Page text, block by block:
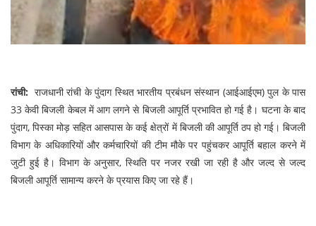
रांची: राजधानी रांची के पुंदाग स्थित भारतीय प्रबंधन संस्थान (आईआईएम) पुल के पास
33 केवी बिजली केबल में आग लगने से बिजली आपूर्ति प्रभावित हो गई है। घटना के बाद
पुंदाग, पिस्का मोड़ सहित आसपास के कई क्षेत्रों में बिजली की आपूर्ति ठप हो गई। बिजली
विभाग के अधिकारियों और कर्मचारियों की टीम मौके पर पहुंचकर आपूर्ति बहाल करने में
जुटी हुई है। विभाग के अनुसार, स्थिति पर नजर रखी जा रही है और जल्द से जल्द
बिजली आपूर्ति सामान्य करने के प्रयास किए जा रहे हैं।